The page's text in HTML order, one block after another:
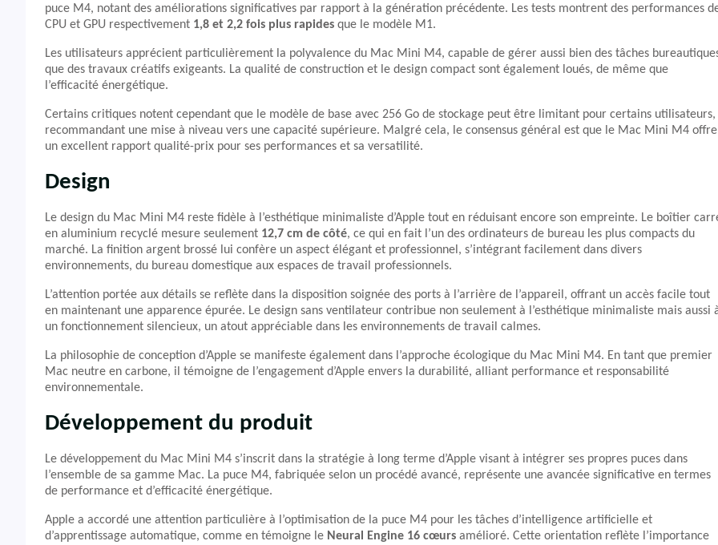
puce M4, notant des améliorations significatives par rapport à la génération précédente. Les tests montrent des performances
CPU et GPU respectivement 1,8 et 2,2 fois plus rapides que le modèle M1.
Les utilisateurs apprécient particulièrement la polyvalence du Mac Mini M4, capable de gérer aussi bien des tâches
que des travaux créatifs exigeants. La qualité de construction et le design compact sont également loués, de même que
l’efficacité énergétique.
Certains critiques notent cependant que le modèle de base avec 256 Go de stockage peut être limitant pour certains utilisateurs,
recommandant une mise à niveau vers une capacité supérieure. Malgré cela, le consensus général est que le Mac Mini M4 offre
un excellent rapport qualité-prix pour ses performances et sa versatilité.
Design
Le design du Mac Mini M4 reste fidèle à l’esthétique minimaliste d’Apple tout en réduisant encore son empreinte. Le boîtier
en aluminium recyclé mesure seulement 12,7 cm de côté, ce qui en fait l’un des ordinateurs de bureau les plus compacts du
marché. La finition argent brossé lui confère un aspect élégant et professionnel, s’intégrant facilement dans divers
environnements, du bureau domestique aux espaces de travail professionnels.
L’attention portée aux détails se reflète dans la disposition soignée des ports à l’arrière de l’appareil, offrant un accès facile tout
en maintenant une apparence épurée. Le design sans ventilateur contribue non seulement à l’esthétique minimaliste mais aussi
un fonctionnement silencieux, un atout appréciable dans les environnements de travail calmes.
La philosophie de conception d’Apple se manifeste également dans l’approche écologique du Mac Mini M4. En tant que premier
Mac neutre en carbone, il témoigne de l’engagement d’Apple envers la durabilité, alliant performance et responsabilité
environnementale.
Développement du produit
Le développement du Mac Mini M4 s’inscrit dans la stratégie à long terme d’Apple visant à intégrer ses propres puces dans
l’ensemble de sa gamme Mac. La puce M4, fabriquée selon un procédé avancé, représente une avancée significative en termes
de performance et d’efficacité énergétique.
Apple a accordé une attention particulière à l’optimisation de la puce M4 pour les tâches d’intelligence artificielle et
d’apprentissage automatique, comme en témoigne le Neural Engine 16 cœurs amélioré. Cette orientation reflète l’importance